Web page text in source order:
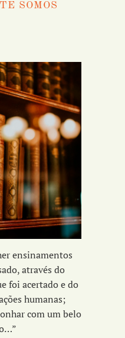
SOMOS
ensinamentos
através do
foi acertado e do
humanas;
com um belo